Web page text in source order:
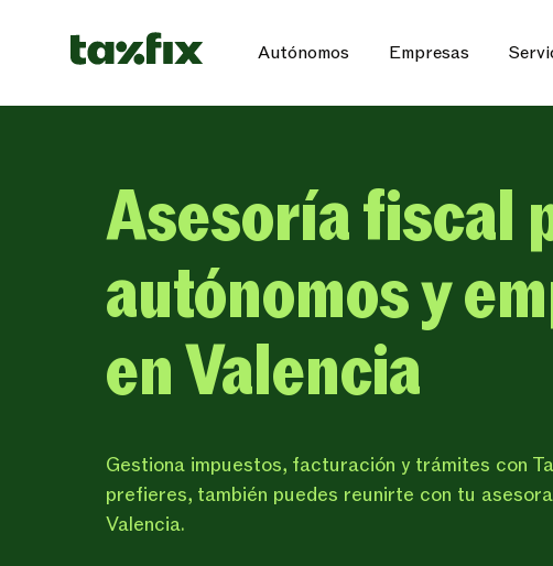
Autónomos Empresas
Asesoría fiscal
autónomos y
en Valencia
Gestiona impuestos, facturación y trámites con
prefieres, también puedes reunirte con tu
Valencia.